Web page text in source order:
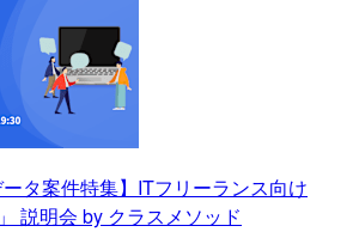
ータ案件特集】ITフリーランス向け
説明会 by クラスメソッド